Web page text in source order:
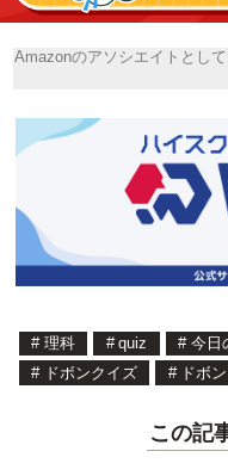
Amazonのアソシエイトとし
# 理科 # quiz # 今日
# ドボンクイズ # ドボン
この記